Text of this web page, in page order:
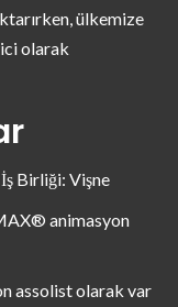
ülkemize
olarak
Birliği: Vişne
animasyon
assolist olarak var